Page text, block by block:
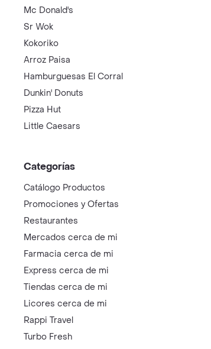
Mc Donald's
Sr Wok
Kokoriko
Arroz Paisa
Hamburguesas El Corral
Dunkin' Donuts
Pizza Hut
Little Caesars
Categorías
Catálogo Productos
Promociones y Ofertas
Restaurantes
Mercados cerca de mi
Farmacia cerca de mi
Express cerca de mi
Tiendas cerca de mi
Licores cerca de mi
Rappi Travel
Turbo Fresh